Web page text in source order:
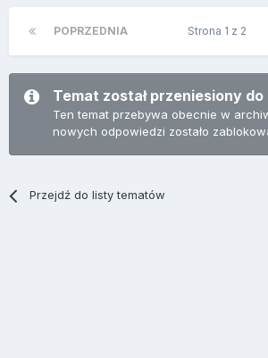
POPRZEDNIA Strona 1 z 2
Temat został przeniesiony
Ten temat przebywa obecnie w
nowych odpowiedzi zostało
Przejdź do listy tematów